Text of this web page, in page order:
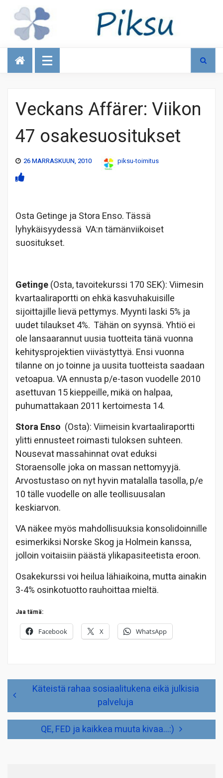
Talous
Veckans Affärer: Viikon
47 osakesuositukset
26 MARRASKUUN, 2010 piksu-toimitus
Osta Getinge ja Stora Enso. Tässä
lyhykäisyydessä VA:n tämänviikoiset
suositukset.
Getinge(Osta, tavoitekurssi 170 SEK): Viimesin
kvartaaliraportti on ehkä kasvuhakuisille
sijoittajille lievä pettymys. Myynti laski 5% ja
uudet tilaukset 4%. Tähän on syynsä. Yhtiö ei
ole lansaarannut uusia tuotteita tänä vuonna
kehitysprojektien viivästyttyä. Ensi vuonna
tilanne on jo toinne ja uusita tuotteista saadaan
vetoapua. VA ennusta p/e-tason vuodelle 2010
asettuvan 15 kieppeille, mikä on halpaa,
puhumattakaan 2011 kertoimesta 14.
Stora Enso (Osta): Viimeisin kvartaaliraportti
ylitti ennusteet roimasti tuloksen suhteen.
Nousevat massahinnat ovat eduksi
Storaensolle joka on massan nettomyyjä.
Arvostustaso on nyt hyvin matalalla tasolla, p/e
10 tälle vuodelle on alle teollisuusalan
keskiarvon.
VA näkee myös mahdollisuuksia konsolidoinnille
esimerkiksi Norske Skog ja Holmein kanssa,
jolloin voitaisiin päästä ylikapasiteetista eroon.
Osakekurssi voi heilua lähiaikoina, mutta ainakin
3-4% osinkotuotto rauhoittaa mieltä.
Jaa tämä:
Facebook X WhatsApp
Artikkelien
selaus
Käteistä rahaa sosiaalitukena eikä julkisia
palveluja
QE, FED ja kaikkea muuta kivaa…:)